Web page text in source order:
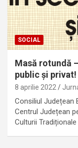
SOCIAL
Masă rotundă
public și privat!
8 aprilie 2022
Consiliul Județean
Centrul Județean
Culturii